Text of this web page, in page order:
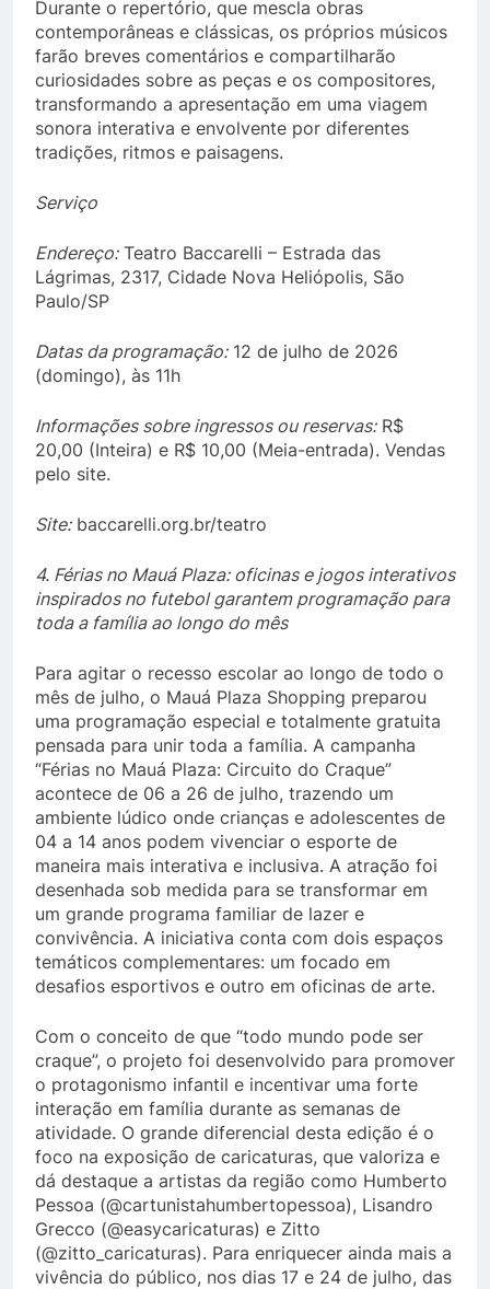
Durante o repertório, que mescla obras
contemporâneas e clássicas, os próprios músicos
farão breves comentários e compartilharão
curiosidades sobre as peças e os compositores,
transformando a apresentação em uma viagem
sonora interativa e envolvente por diferentes
tradições, ritmos e paisagens.
Serviço
Endereço:Teatro Baccarelli – Estrada das
Lágrimas, 2317, Cidade Nova Heliópolis, São
Paulo/SP
Datas da programação:12 de julho de 2026
(domingo), às 11h
Informações sobre ingressos ou reservas:R$
20,00 (Inteira) e R$ 10,00 (Meia-entrada). Vendas
pelo site.
Site:baccarelli.org.br/teatro
4. Férias no Mauá Plaza: oficinas e jogos interativos
inspirados no futebol garantem programação para
toda a família ao longo do mês
Para agitar o recesso escolar ao longo de todo o
mês de julho, o Mauá Plaza Shopping preparou
uma programação especial e totalmente gratuita
pensada para unir toda a família. A campanha
“Férias no Mauá Plaza: Circuito do Craque”
acontece de 06 a 26 de julho, trazendo um
ambiente lúdico onde crianças e adolescentes de
04 a 14 anos podem vivenciar o esporte de
maneira mais interativa e inclusiva. A atração foi
desenhada sob medida para se transformar em
um grande programa familiar de lazer e
convivência. A iniciativa conta com dois espaços
temáticos complementares: um focado em
desafios esportivos e outro em oficinas de arte.
Com o conceito de que “todo mundo pode ser
craque”, o projeto foi desenvolvido para promover
o protagonismo infantil e incentivar uma forte
interação em família durante as semanas de
atividade. O grande diferencial desta edição é o
foco na exposição de caricaturas, que valoriza e
dá destaque a artistas da região como Humberto
Pessoa (@cartunistahumbertopessoa), Lisandro
Grecco (@easycaricaturas) e Zitto
(@zitto_caricaturas). Para enriquecer ainda mais a
vivência do público, nos dias 17 e 24 de julho, das